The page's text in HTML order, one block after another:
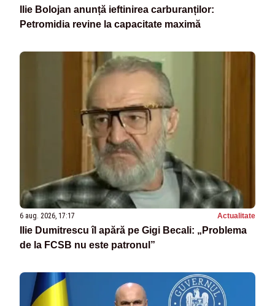
Ilie Bolojan anunță ieftinirea carburanților:
Petromidia revine la capacitate maximă
6 aug. 2026, 17:17 Actualitate
Ilie Dumitrescu îl apără pe Gigi Becali: „Problema
de la FCSB nu este patronul”